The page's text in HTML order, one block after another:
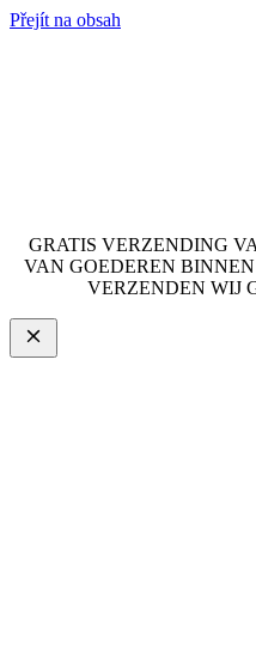
Přejít na obsah
GRATIS VERZENDING
VAN GOEDEREN
VERZENDEN WIJ